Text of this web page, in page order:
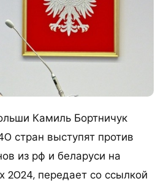
Камиль Бортничук
стран выступят против
из рф и беларуси на
2024, передает со ссылкой